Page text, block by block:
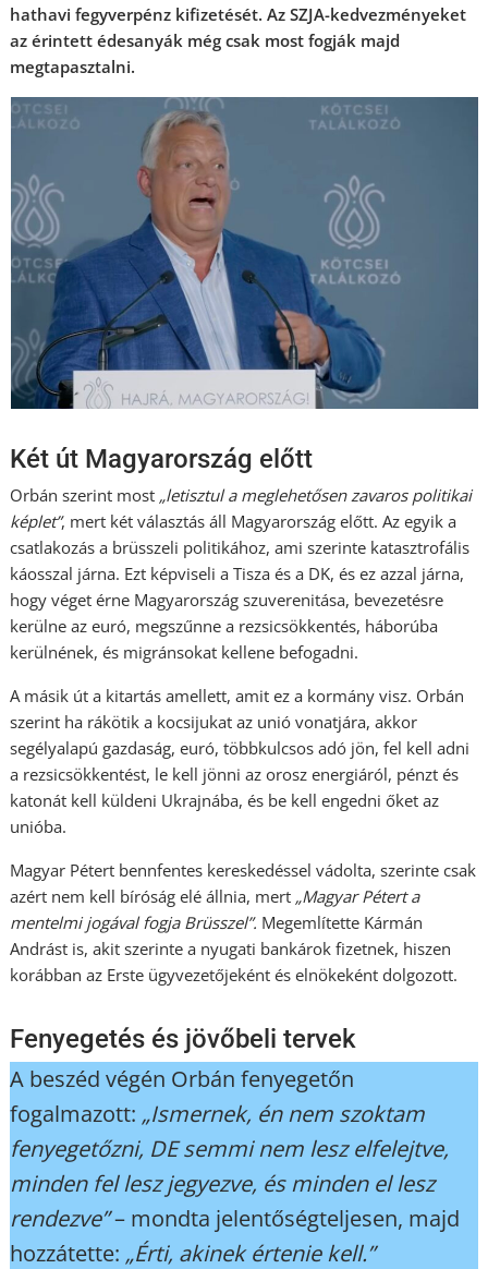
hathavi fegyverpénz kifizetését. Az SZJA-kedvezményeket
az érintett édesanyák még csak most fogják majd
megtapasztalni.
Két út Magyarország előtt
Orbán szerint most „letisztul a meglehetősen zavaros politikai
képlet”, mert két választás áll Magyarország előtt. Az egyik a
csatlakozás a brüsszeli politikához, ami szerinte katasztrofális
káosszal járna. Ezt képviseli a Tisza és a DK, és ez azzal járna,
hogy véget érne Magyarország szuverenitása, bevezetésre
kerülne az euró, megszűnne a rezsicsökkentés, háborúba
kerülnének, és migránsokat kellene befogadni.
A másik út a kitartás amellett, amit ez a kormány visz. Orbán
szerint ha rákötik a kocsijukat az unió vonatjára, akkor
segélyalapú gazdaság, euró, többkulcsos adó jön, fel kell adni
a rezsicsökkentést, le kell jönni az orosz energiáról, pénzt és
katonát kell küldeni Ukrajnába, és be kell engedni őket az
unióba.
Magyar Pétert bennfentes kereskedéssel vádolta, szerinte csak
azért nem kell bíróság elé állnia, mert „Magyar Pétert a
mentelmi jogával fogja Brüsszel”. Megemlítette Kármán
Andrást is, akit szerinte a nyugati bankárok fizetnek, hiszen
korábban az Erste ügyvezetőjeként és elnökeként dolgozott.
Fenyegetés és jövőbeli tervek
A beszéd végén Orbán fenyegetőn
fogalmazott: „Ismernek, én nem szoktam
fenyegetőzni, DE semmi nem lesz elfelejtve,
minden fel lesz jegyezve, és minden el lesz
rendezve”– mondta jelentőségteljesen, majd
hozzátette: „Érti, akinek értenie kell.”